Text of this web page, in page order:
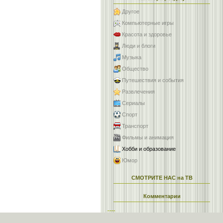
Другое
Компьютерные игры
Красота и здоровье
Люди и блоги
Музыка
Общество
Путешествия и события
Развлечения
Сериалы
Спорт
Транспорт
Фильмы и анимация
Хобби и образование
Юмор
СМОТРИТЕ НАС на ТВ
Комментарии